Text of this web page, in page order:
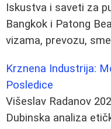
Iskustva i saveti za
Bangkok i Patong
vizama, prevozu,
Krznena Industrija:
Posledice
Višeslav Radanov
Dubinska analiza